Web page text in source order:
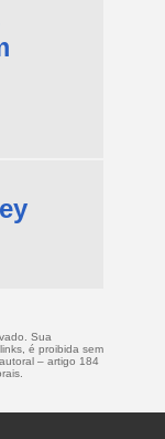
Sua
é proibida sem
– artigo 184